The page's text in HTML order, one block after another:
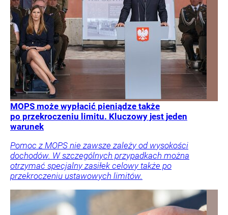
MOPS może wypłacić pieniądze także
po przekroczeniu limitu. Kluczowy jest jeden
warunek
Pomoc z MOPS nie zawsze zależy od wysokości
dochodów. W szczególnych przypadkach można
otrzymać specjalny zasiłek celowy także po
przekroczeniu ustawowych limitów.